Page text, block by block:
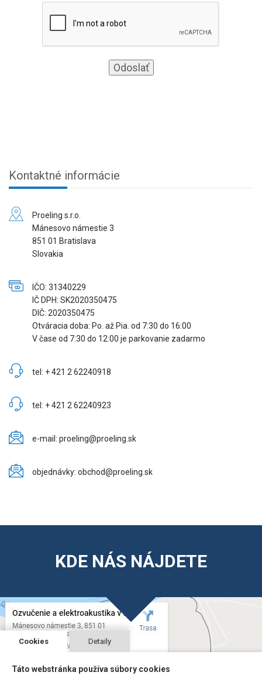
Odoslať
Kontaktné informácie
Proeling s.r.o.
Mánesovo námestie 3
851 01 Bratislava
Slovakia
IČO: 31340229
IČ DPH: SK2020350475
DIČ: 2020350475
Otváracia doba: Po. až Pia. od 7:30 do 16:00
V čase od 7:30 do 12:00 je parkovanie zadarmo
tel: + 421 2 62240918
tel: + 421 2 62240923
e-mail: proeling@proeling.sk
objednávky: obchod@proeling.sk
KDE NÁS NÁJDETE
Cookies Detaily
Táto webstránka používa súbory cookies